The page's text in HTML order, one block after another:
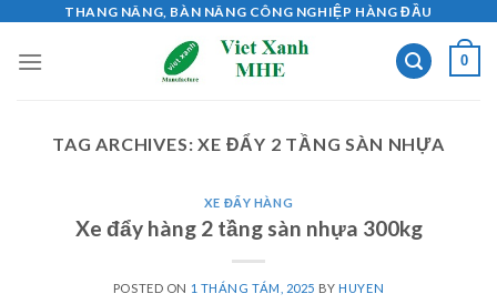
content
THANG NÂNG, BÀN NÂNG CÔNG NGHIỆP HÀNG ĐẦU
0
TAG ARCHIVES:XE ĐẨY 2 TẦNG SÀN NHỰA
XE ĐẨY HÀNG
Xe đẩy hàng 2 tầng sàn nhựa 300kg
POSTED ON 1 THÁNG TÁM, 2025 BYHUYEN